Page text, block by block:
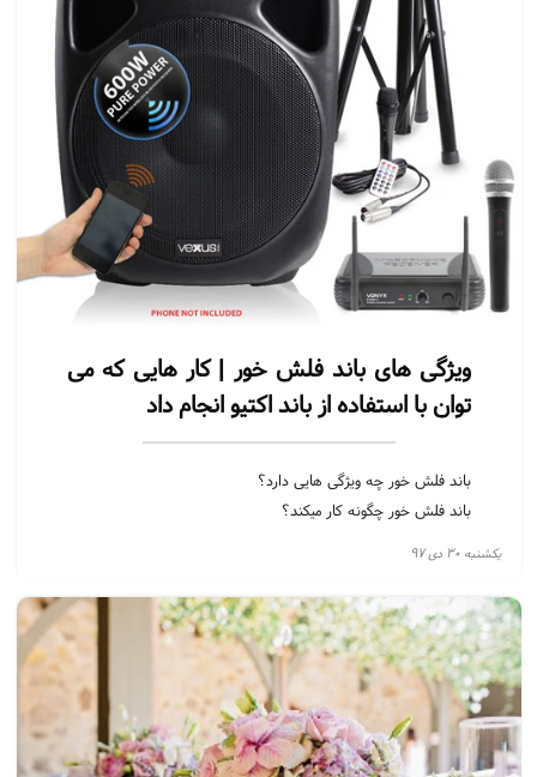
ویژگی های باند فلش خور | کار هایی که می
توان با استفاده از باند اکتیو انجام داد
باند فلش خور چه ویژگی هایی دارد؟
باند فلش خور چگونه کار میکند؟
اپراتور میباشد
يكشنبه ۳۰ دی ۹۷